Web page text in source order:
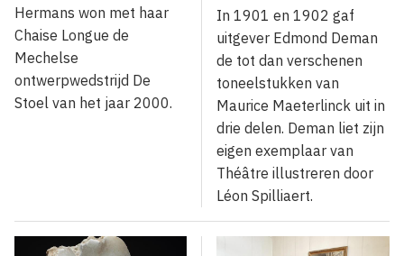
Hermans won met haar
Chaise Longue de
Mechelse
ontwerpwedstrijd De
Stoel van het jaar 2000.
In 1901 en 1902 gaf
uitgever Edmond Deman
de tot dan verschenen
toneelstukken van
Maurice Maeterlinck uit in
drie delen. Deman liet zijn
eigen exemplaar van
Théâtre illustreren door
Léon Spilliaert.